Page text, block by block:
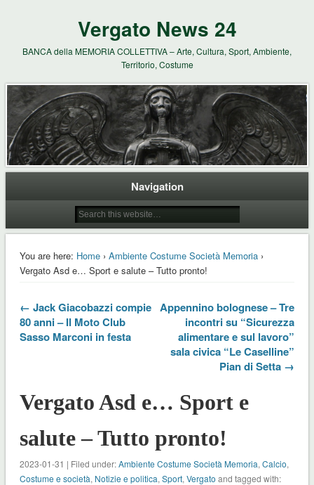
Vergato News 24
BANCA della MEMORIA COLLETTIVA – Arte, Cultura, Sport, Ambiente,
Territorio, Costume
Navigation
You are here: Home› Ambiente Costume Società Memoria›
Vergato Asd e… Sport e salute – Tutto pronto!
← Jack Giacobazzi compie
80 anni – Il Moto Club
Sasso Marconi in festa
Appennino bolognese – Tre
incontri su “Sicurezza
alimentare e sul lavoro”
sala civica “Le Caselline”
Pian di Setta →
Vergato Asd e… Sport e
salute – Tutto pronto!
2023-01-31 | Filed under:Ambiente Costume Società Memoria, Calcio,
Costume e società, Notizie e politica, Sport, Vergato and tagged with: